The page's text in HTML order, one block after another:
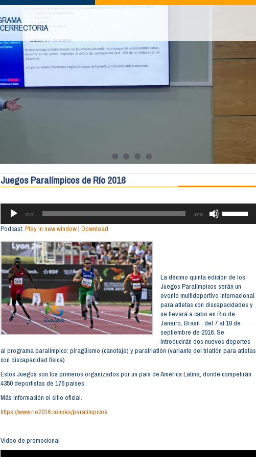
Juegos Paralímpicos de Río 2016
AUDIO
00:00 00:00
LAS
EL
VOLUMEN.
Podcast: Play in new window| Download
La décimo quinta edición de los
Juegos Paralímpicos serán un
evento multideportivo internacional
para atletas con discapacidades y
se llevará a cabo en Rio de
Janeiro, Brasil , del 7 al 18 de
septiembre de 2016. Se
introducirán dos nuevos deportes
al programa paralímpico: piragüismo (canotaje) y paratriatlón (variante del triatlón para atletas
con discapacidad física)
Estos Juegos son los primeros organizados por un país de América Latina, donde competirán
4350 deportistas de 176 países.
Más información el sitio oficial.
https://www.rio2016.com/es/paralimpicos
Video de promocional